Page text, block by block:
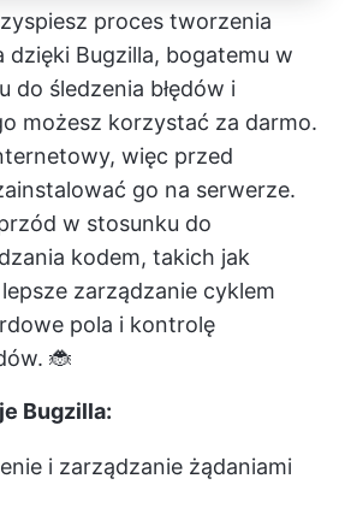
proces tworzenia
dzięki Bugzilla, bogatemu w
do śledzenia błędów i
możesz korzystać za darmo.
więc przed
go na serwerze.
w stosunku do
kodem, takich jak
zarządzanie cyklem
pola i kontrolę
🐞
Bugzilla:
i zarządzanie żądaniami